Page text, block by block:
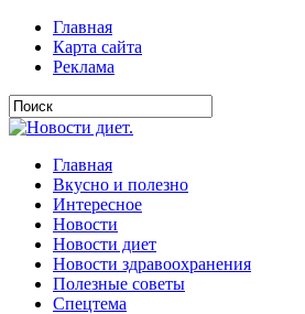
Главная
Карта сайта
Реклама
Главная
Вкусно и полезно
Интересное
Новости
Новости диет
Новости здравоохранения
Полезные советы
Спецтема